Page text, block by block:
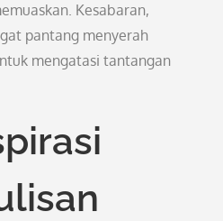
Kesabaran,
pantang menyerah
mengatasi tantangan